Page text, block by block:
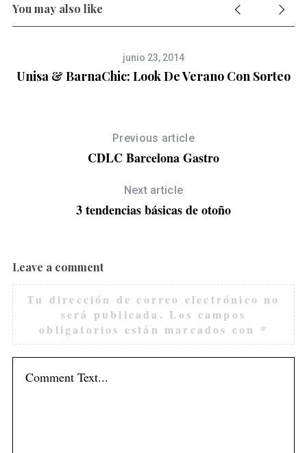
You may also like
junio 23, 2014
Unisa & BarnaChic: Look De Verano Con Sorteo
Previous article
CDLC Barcelona Gastro
Next article
3 tendencias básicas de otoño
Leave a comment
Tu dirección de correo electrónico no
será publicada. Los campos
obligatorios están marcados con *